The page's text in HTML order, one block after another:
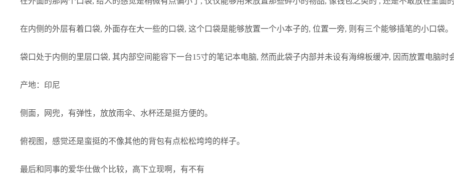
在内侧的外层有着口袋, 外面存在大一些的口袋, 这个口袋是能够放置一个小本子的, 位置一旁, 则有三个能够插笔的小口袋。
袋口处于内侧的里层口袋, 其内部空间能容下一台15寸的笔记本电脑, 然而此袋子内部并未设有海绵板缓冲, 因而放置电脑时
产地：印尼
侧面，网兜，有弹性，放放雨伞、水杯还是挺方便的。
俯视图，感觉还是蛮挺的不像其他的背包有点松松垮垮的样子。
最后和同事的爱华仕做个比较，高下立现啊，有不有